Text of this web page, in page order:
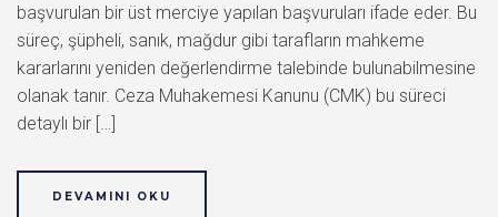
başvurulan bir üst merciye yapılan başvuruları ifade eder. Bu
süreç, şüpheli, sanık, mağdur gibi tarafların mahkeme
kararlarını yeniden değerlendirme talebinde bulunabilmesine
olanak tanır. Ceza Muhakemesi Kanunu (CMK) bu süreci
detaylı bir […]
DEVAMINI OKU